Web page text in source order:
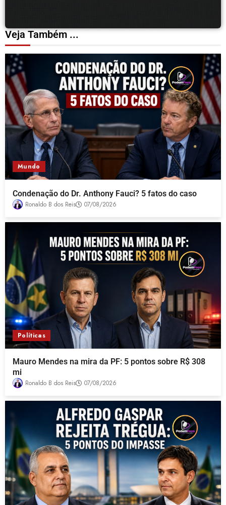
Veja Também ...
Mundo
Condenação do Dr. Anthony Fauci? 5 fatos do caso
Ronaldo B dos Reis 07/08/2026
Políticas
Mauro Mendes na mira da PF: 5 pontos sobre R$ 308
mi
Ronaldo B dos Reis 07/08/2026